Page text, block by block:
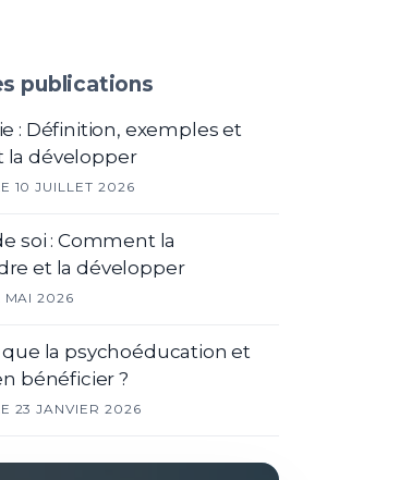
publications
: Définition, exemples et
développer
10 JUILLET 2026
soi : Comment la
et la développer
MAI 2026
que la psychoéducation et
bénéficier ?
23 JANVIER 2026